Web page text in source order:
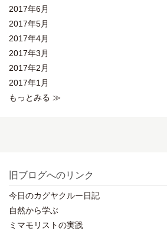
2017年6月
2017年5月
2017年4月
2017年3月
2017年2月
2017年1月
もっとみる ≫
旧ブログへのリンク
今日のカグヤクルー日記
自然から学ぶ
ミマモリストの実践